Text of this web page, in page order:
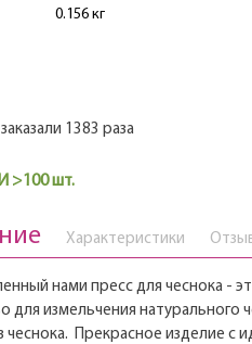
0.156 кг
1383 раза
>100 шт.
Характеристики
нами пресс для чеснока -
для измельчения натурального
чеснока. Прекрасное изделие с